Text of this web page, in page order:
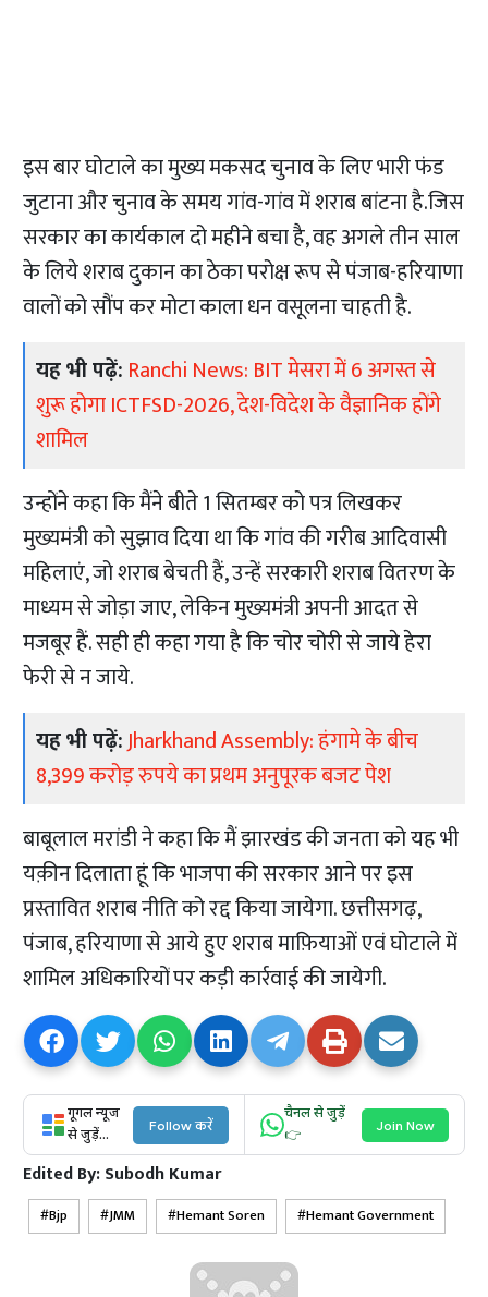
इस बार घोटाले का मुख्य मकसद चुनाव के लिए भारी फंड
जुटाना और चुनाव के समय गांव-गांव में शराब बांटना है.जिस
सरकार का कार्यकाल दो महीने बचा है, वह अगले तीन साल
के लिये शराब दुकान का ठेका परोक्ष रूप से पंजाब-हरियाणा
वालों को सौंप कर मोटा काला धन वसूलना चाहती है.
यह भी पढ़ें: Ranchi News: BIT मेसरा में 6 अगस्त से
शुरू होगा ICTFSD-2026, देश-विदेश के वैज्ञानिक होंगे
शामिल
उन्होंने कहा कि मैंने बीते 1 सितम्बर को पत्र लिखकर
मुख्यमंत्री को सुझाव दिया था कि गांव की गरीब आदिवासी
महिलाएं, जो शराब बेचती हैं, उन्हें सरकारी शराब वितरण के
माध्यम से जोड़ा जाए, लेकिन मुख्यमंत्री अपनी आदत से
मजबूर हैं. सही ही कहा गया है कि चोर चोरी से जाये हेरा
फेरी से न जाये.
यह भी पढ़ें:Jharkhand Assembly: हंगामे के बीच
8,399 करोड़ रुपये का प्रथम अनुपूरक बजट पेश
बाबूलाल मरांडी ने कहा कि मैं झारखंड की जनता को यह भी
यक़ीन दिलाता हूं कि भाजपा की सरकार आने पर इस
प्रस्तावित शराब नीति को रद्द किया जायेगा. छत्तीसगढ़,
पंजाब, हरियाणा से आये हुए शराब माफ़ियाओं एवं घोटाले में
शामिल अधिकारियों पर कड़ी कार्रवाई की जायेगी.
गूगल न्यूज
से जुड़ें...
Follow करें
चैनल से जुड़ें
👉
Join Now
Edited By:Subodh Kumar
Bjp JMM Hemant Soren Hemant Government